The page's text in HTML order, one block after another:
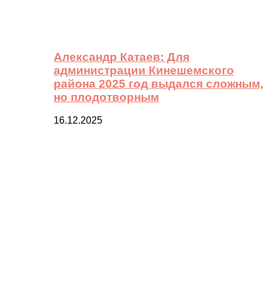
Александр Катаев: Для
администрации Кинешемского
района 2025 год выдался сложным,
но плодотворным
16.12.2025